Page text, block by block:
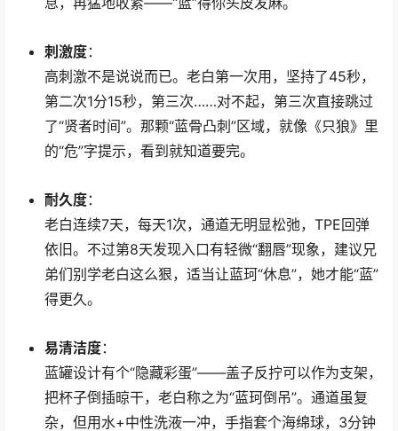
刺激度：
高刺激不是说说而已。老白第一次用，坚持了45秒，
第二次1分15秒，第三次……对不起，第三次直接跳过
了“贤者时间”。那颗“蓝骨凸刺”区域，就像《只狼》里
的“危”字提示，看到就知道要完。
耐久度：
老白连续7天，每天1次，通道无明显松弛，TPE回弹
依旧。不过第8天发现入口有轻微“翻唇”现象，建议兄
弟们别学老白这么狠，适当让蓝珂“休息”，她才能“蓝”
得更久。
易清洁度：
蓝罐设计有个“隐藏彩蛋”——盖子反拧可以作为支架，
把杯子倒插晾干，老白称之为“蓝珂倒吊”。通道虽复
杂，但用水+中性洗液一冲，手指套个海绵球，3分钟